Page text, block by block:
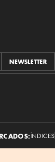
NEWSLETTER
ÍNDICES